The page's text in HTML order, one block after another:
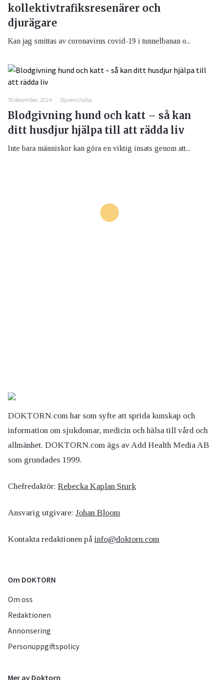
kollektivtrafiksresenärer och
djurägare
Kan jag smittas av coronavirus covid-19 i tunnelbanan o...
30 december, 2024 Djurens hälsa
Blodgivning hund och katt – så kan
ditt husdjur hjälpa till att rädda liv
Inte bara människor kan göra en viktig insats genom att...
DOKTORN.com har som syfte att sprida kunskap och
information om sjukdomar, medicin och hälsa till vård och
allmänhet. DOKTORN.com ägs av Add Health Media AB
som grundades 1999.
Chefredaktör: Rebecka Kaplan Sturk
Ansvarig utgivare: Johan Bloom
Kontakta redaktionen på info@doktorn.com
Om DOKTORN
Om oss
Redaktionen
Annonsering
Personuppgiftspolicy
Mer av Doktorn